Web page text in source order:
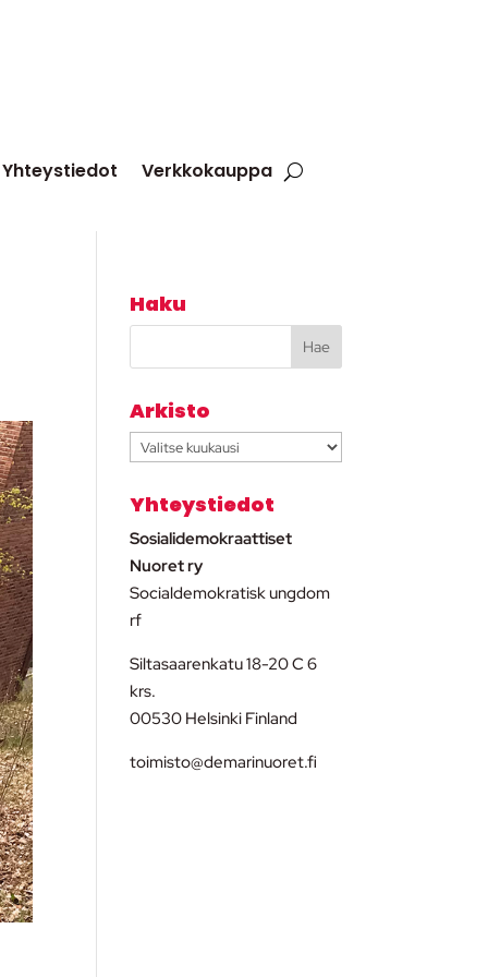
Yhteystiedot Verkkokauppa
Haku
Arkisto
Arkisto
Yhteystiedot
Sosialidemokraattiset
Nuoret ry
Socialdemokratisk ungdom
rf
Siltasaarenkatu 18-20 C 6
krs.
00530 Helsinki Finland
toimisto@demarinuoret.fi